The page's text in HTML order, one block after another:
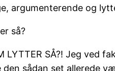
argumenterende og
så?
LYTTER SÅ?! Jeg
den sådan set allerede